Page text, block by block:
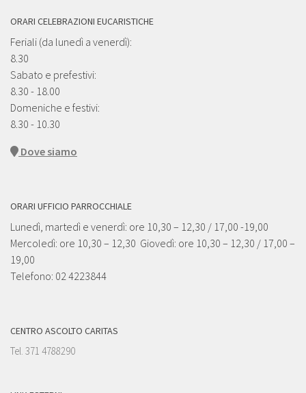
ORARI CELEBRAZIONI EUCARISTICHE
Feriali (da lunedì a venerdì):
8.30
Sabato e prefestivi:
8.30 - 18.00
Domeniche e festivi:
8.30 - 10.30
Dove siamo
ORARI UFFICIO PARROCCHIALE
Lunedì, martedì e venerdì: ore 10,30 – 12,30 / 17,00 -19,00
Mercoledì: ore 10,30 – 12,30 Giovedì: ore 10,30 – 12,30 / 17,00 –
19,00
Telefono: 02 4223844
CENTRO ASCOLTO CARITAS
Tel. 371 4788290